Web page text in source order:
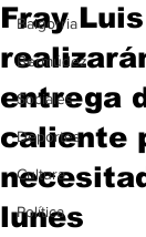
Baigorria
Bermúdez
Sociales
Deportes
Cultura
Política
Fray
entrega
caliente
lunes